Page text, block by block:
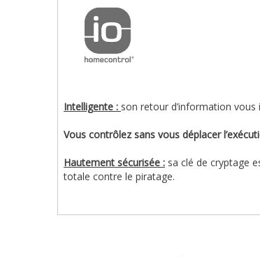
Intelligente : son retour d’information
Vous contrôlez sans vous déplacer
Hautement sécurisée : sa clé de cryptage
totale contre le piratage.